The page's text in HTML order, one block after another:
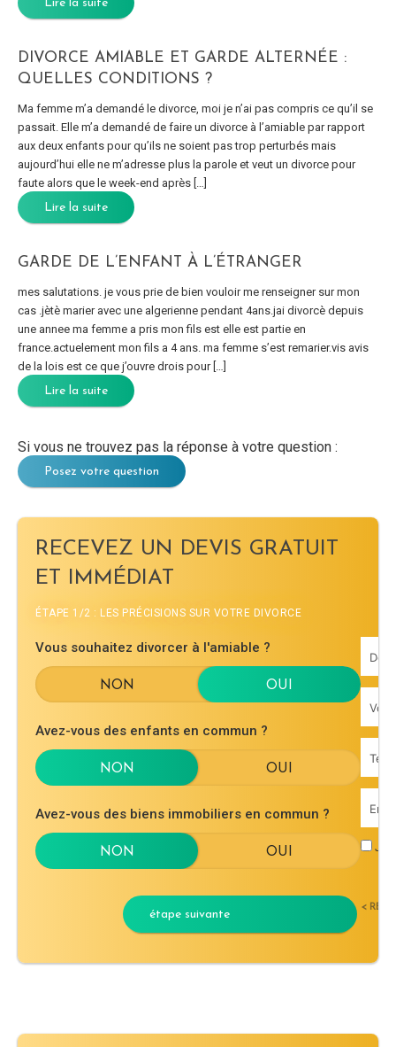
Lire la suite
DIVORCE AMIABLE ET GARDE ALTERNÉE :
QUELLES CONDITIONS ?
Ma femme m’a demandé le divorce, moi je n’ai pas compris ce qu’il se
passait. Elle m’a demandé de faire un divorce à l’amiable par rapport
aux deux enfants pour qu’ils ne soient pas trop perturbés mais
aujourd’hui elle ne m’adresse plus la parole et veut un divorce pour
faute alors que le week-end après […]
Lire la suite
GARDE DE L’ENFANT À L’ÉTRANGER
mes salutations. je vous prie de bien vouloir me renseigner sur mon
cas .jètè marier avec une algerienne pendant 4ans.jai divorcè depuis
une annee ma femme a pris mon fils est elle est partie en
france.actuelement mon fils a 4 ans. ma femme s’est remarier.vis avis
de la lois est ce que j’ouvre drois pour […]
Lire la suite
Si vous ne trouvez pas la réponse à votre question :
Posez votre question
RECEVEZ UN DEVIS GRATUIT
ET IMMÉDIAT
ÉTAPE 1/2 : LES PRÉCISIONS SUR VOTRE DIVORCE
Vous souhaitez divorcer à l'amiable ?
Avez-vous des enfants en commun ?
Avez-vous des biens immobiliers en commun ?
étape suivante <